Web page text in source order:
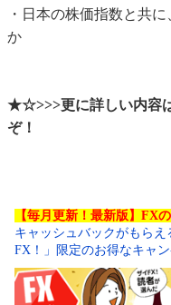
・日本の株価指数と共
か
★☆>>>更に詳しい内容
ぞ！
【毎月更新！最新版】FX
キャッシュバックがもら
FX！」限定のお得なキャ